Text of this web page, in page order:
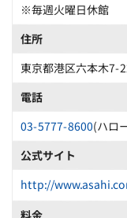
※毎週火曜日休館
住所
東京都港区六本木7-
電話
03-5777-8600(ハロ
公式サイト
http://
料金